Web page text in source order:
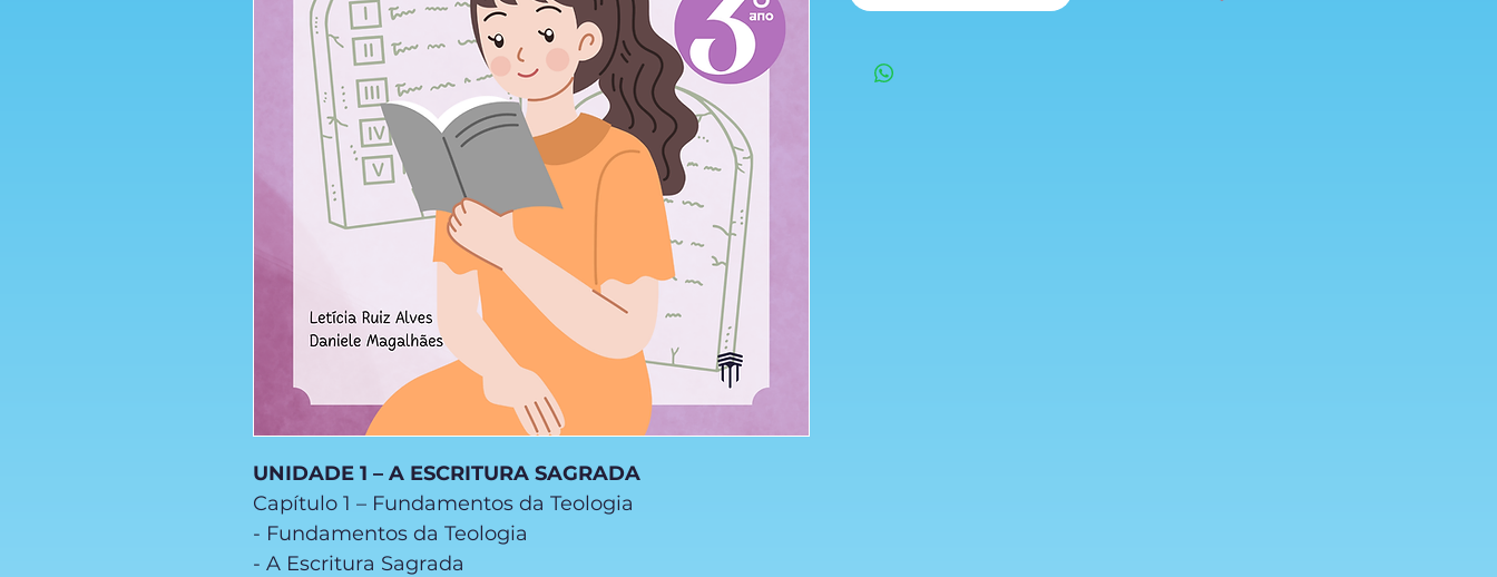
UNIDADE 1 – A ESCRITURA SAGRADA
Capítulo 1 – Fundamentos da Teologia
- Fundamentos da Teologia
- A Escritura Sagrada